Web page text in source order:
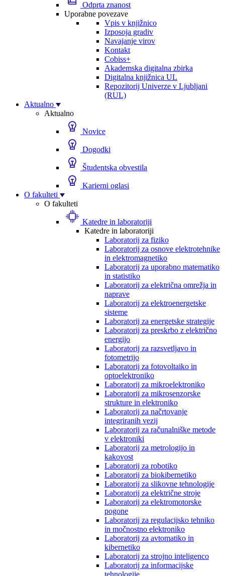
Odprta znanost
Uporabne povezave
Vpis v knjižnico
Izposoja gradiv
Navajanje virov
Kontakt
Cobiss+
Akademska digitalna zbirka
Digitalna knjižnica UL
Repozitorij Univerze v Ljubljani
(RUL)
Aktualno
Aktualno
Novice
Dogodki
Študentska obvestila
Karierni oglasi
O fakulteti
O fakulteti
Katedre in laboratoriji
Katedre in laboratoriji
Laboratorij za fiziko
Laboratorij za osnove elektrotehnike
in elektromagnetiko
Laboratorij za uporabno matematiko
in statistiko
Laboratorij za električna omrežja in
naprave
Laboratorij za elektroenergetske
sisteme
Laboratorij za energetske strategije
Laboratorij za preskrbo z električno
energijo
Laboratorij za razsvetljavo in
fotometrijo
Laboratorij za fotovoltaiko in
optoelektroniko
Laboratorij za mikroelektroniko
Laboratorij za mikrosenzorske
strukture in elektroniko
Laboratorij za načrtovanje
integriranih vezij
Laboratorij za računalniške metode
v elektroniki
Laboratorij za metrologijo in
kakovost
Laboratorij za robotiko
Laboratorij za biokibernetiko
Laboratorij za slikovne tehnologije
Laboratorij za električne stroje
Laboratorij za elektromotorske
pogone
Laboratorij za regulacijsko tehniko
in močnostno elektroniko
Laboratorij za avtomatiko in
kibernetiko
Laboratorij za strojno inteligenco
Laboratorij za informacijske
tehnologije